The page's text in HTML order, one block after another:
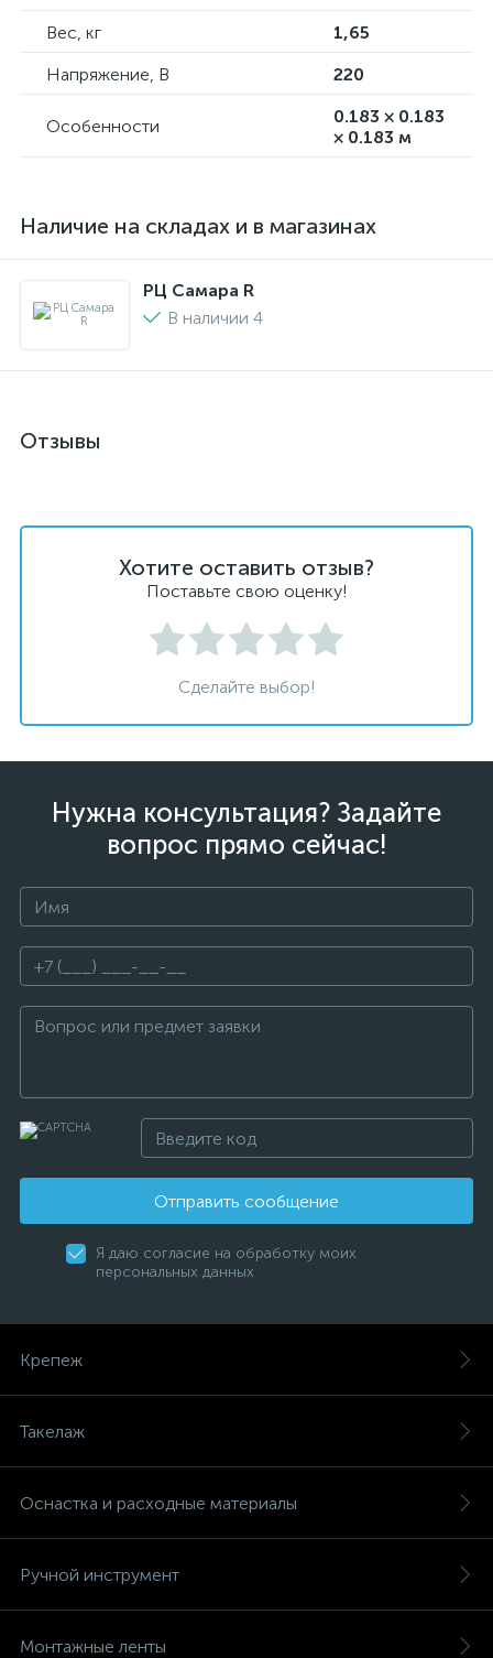
Вес, кг
1,65
Напряжение, В
220
Особенности
0.183 × 0.183
× 0.183 м
Наличие на складах и в магазинах
РЦ Самара R
В наличии 4
Отзывы
Хотите оставить отзыв?
Поставьте свою оценку!
Сделайте выбор!
Нужна консультация? Задайте
вопрос прямо сейчас!
Отправить сообщение
Я даю согласие на обработку моих
персональных данных
Крепеж
Такелаж
Оснастка и расходные материалы
Ручной инструмент
Монтажные ленты